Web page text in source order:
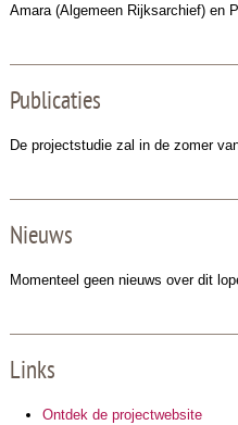
Amara (Algemeen Rijksarchief) en
Publicaties
De projectstudie zal in de zomer
Nieuws
Momenteel geen nieuws over dit
Links
Ontdek de projectwebsite